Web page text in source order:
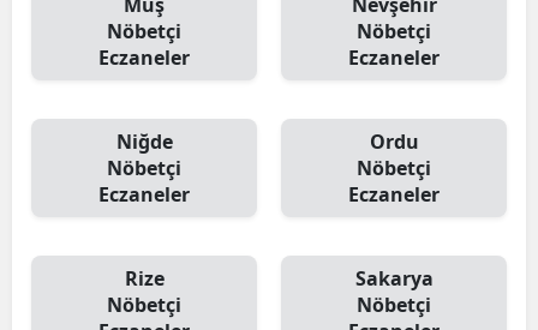
Nöbetçi
Eczaneler
Nöbetçi
Eczaneler
Niğde
Nöbetçi
Eczaneler
Ordu
Nöbetçi
Eczaneler
Rize
Nöbetçi
Sakarya
Nöbetçi